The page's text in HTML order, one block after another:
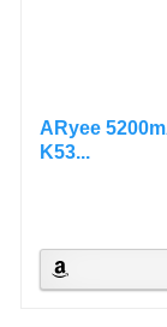
ARyee
K53...